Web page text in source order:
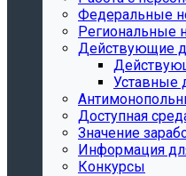
Федеральные
Региональные
Действующие
Уставные
Доступная
Значение
Информация
Конкурсы